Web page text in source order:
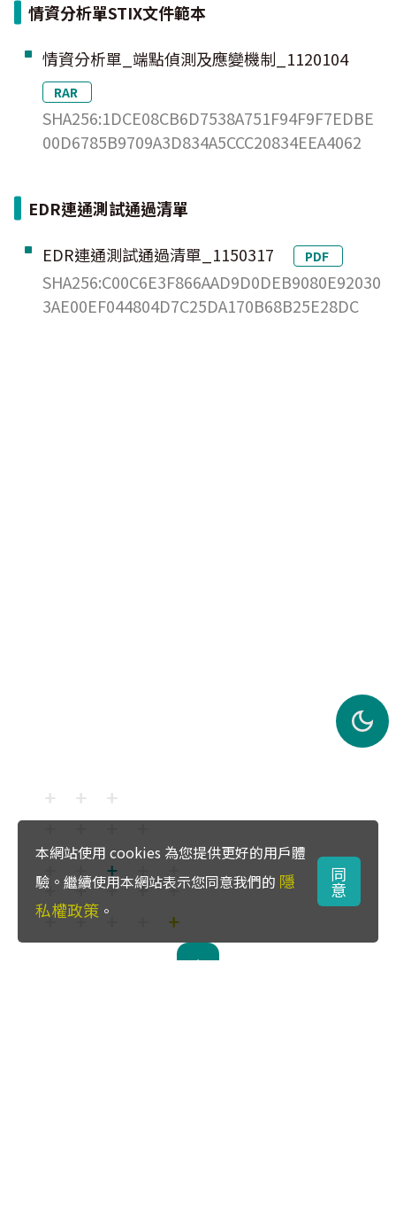
情資分析單STIX文件範本
情資分析單_端點偵測及應變機制_1120104
RAR
SHA256:1DCE08CB6D7538A751F94F9F7EDBE
00D6785B9709A3D834A5CCC20834EEA4062
EDR連通測試通過清單
EDR連通測試通過清單_1150317
PDF
SHA256:C00C6E3F866AAD9D0DEB9080E92030
3AE00EF044804D7C25DA170B68B25E28DC
本網站使用 cookies 為您提供更好的用戶體
驗。繼續使用本網站表示您同意我們的 隱
私權政策 。
同
意